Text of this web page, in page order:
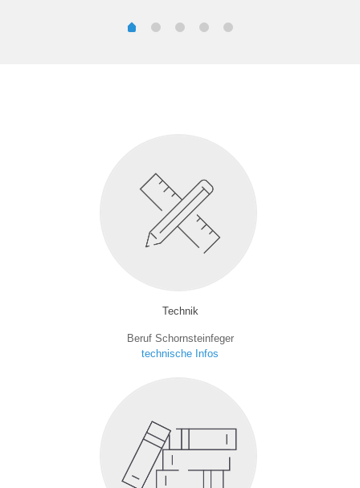
Technik
Beruf Schornsteinfeger
technische Infos